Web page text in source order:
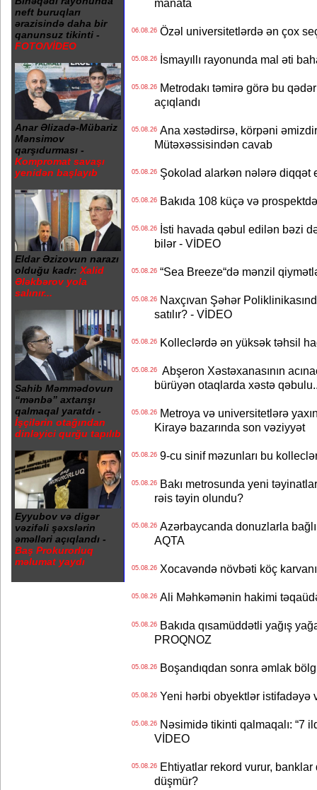
neft buruqları
ərazisində daha bir
qanunsuz tikinti -
FOTO/VİDEO
Anar Əlizadə-Mübariz
Mənsimov
qarşıdurması -
Kompromat savaşı
yenidən başlayıb
Eldar Əzizovun narazı
olduğu kadr: Xalid
Ələkbərov yola
salınır...
Sahib Məmmədovun
“mənbə” axtarışı
qalmaqal yaratdı -
İşçilərin otağından
dinləyici qurğu tapılıb
Eyyubov və digər
vəzifəli şəxslərin
əməlləri açıqlandı -
Baş Prokurorluq
məlumat yaydı
manata
06.08.26Özəl universitetlərdə ən çox
05.08.26İsmayıllı rayonunda mal əti
05.08.26Metrodakı təmirə görə bu
açıqlandı
05.08.26Ana xəstədirsə, körpəni
Mütəxəssisindən cavab
05.08.26Şokolad alarkən nələrə diqqət
05.08.26Bakıda 108 küçə və
05.08.26İsti havada qəbul edilən bəzi
bilər - VİDEO
05.08.26“Sea Breeze“də mənzil
05.08.26Naxçıvan Şəhər
satılır? - VİDEO
05.08.26Kolleclərdə ən yüksək təhsil
05.08.26Abşeron Xəstəxanasının
bürüyən otaqlarda xəstə
05.08.26Metroya və universitetlərə
Kirayə bazarında son vəziyyət
05.08.269-cu sinif məzunları bu
05.08.26Bakı metrosunda yeni
rəis təyin olundu?
05.08.26Azərbaycanda donuzlarla
AQTA
05.08.26Xocavəndə növbəti köç
05.08.26Ali Məhkəmənin hakimi
05.08.26Bakıda qısamüddətli yağış
PROQNOZ
05.08.26Boşandıqdan sonra əmlak
05.08.26Yeni hərbi obyektlər istifadəyə
05.08.26Nəsimidə tikinti qalmaqalı: “7
VİDEO
05.08.26Ehtiyatlar rekord vurur, banklar
düşmür?